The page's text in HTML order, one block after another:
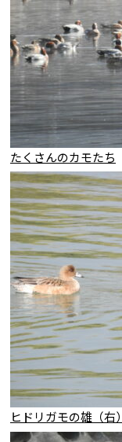
たくさんのカモたち
ヒドリガモの雄（右